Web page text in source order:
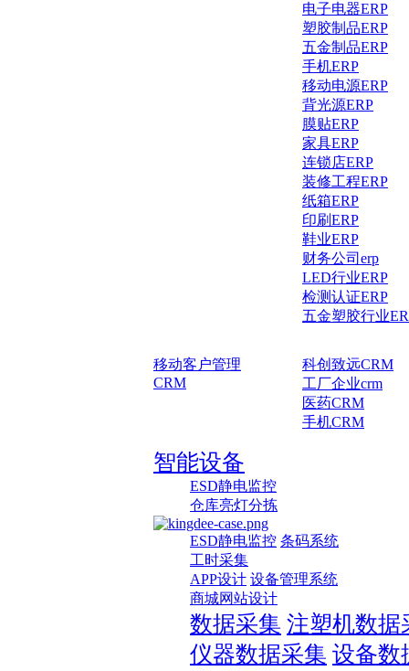
电子电器ERP
塑胶制品ERP
五金制品ERP
手机ERP
移动电源ERP
背光源ERP
膜贴ERP
家具ERP
连锁店ERP
装修工程ERP
纸箱ERP
印刷ERP
鞋业ERP
财务公司erp
LED行业ERP
检测认证ERP
五金塑胶行业
移动客户管理
CRM
科创致远CRM
工厂企业crm
医药CRM
手机CRM
智能设备
ESD静电监控
仓库亮灯分拣
ESD静电监控 条码系统
工时采集
APP设计 设备管理系统
商城网站设计
数据采集 注塑机数据
仪器数据采集 设备数